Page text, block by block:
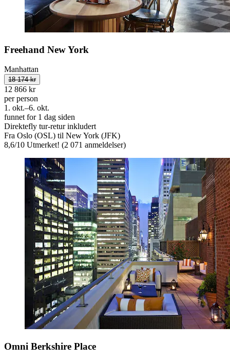
Freehand New York
Manhattan
18 174 kr
12 866 kr
per person
1. okt.–6. okt.
funnet for 1 dag siden
Direktefly tur-retur inkludert
Fra Oslo (OSL) til New York (JFK)
8,6/10 Utmerket! (2 071 anmeldelser)
Omni Berkshire Place